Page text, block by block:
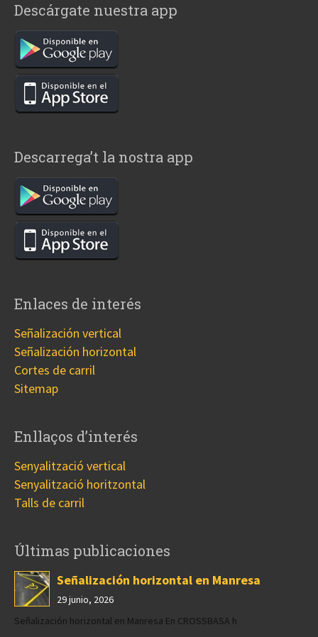
Descárgate nuestra app
Descarrega’t la nostra app
Enlaces de interés
Señalización vertical
Señalización horizontal
Cortes de carril
Sitemap
Enllaços d’interés
Senyalització vertical
Senyalització horitzontal
Talls de carril
Últimas publicaciones
Señalización horizontal en Manresa
29 junio, 2026
Señalización horizontal en Manresa En CROSSBASA h